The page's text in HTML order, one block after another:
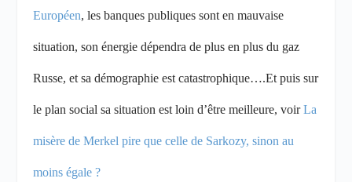
Européen, les banques publiques sont en mauvaise
situation, son énergie dépendra de plus en plus du gaz
Russe, et sa démographie est catastrophique….Et puis sur
le plan social sa situation est loin d’être meilleure, voirLa
misère de Merkel pire que celle de Sarkozy, sinon au
moins égale ?